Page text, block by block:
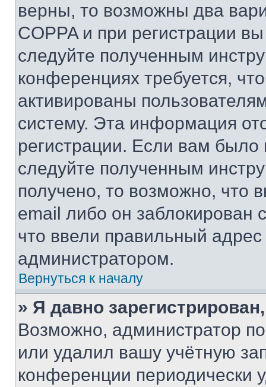
верны, то возможны два
COPPA и при регистрации
следуйте полученным
конференциях требуется,
активированы
систему. Эта информация
регистрации. Если вам
следуйте полученным
получено, то возможно, что
email либо он
что ввели правильный адрес
администратором.
Вернуться к началу
» Я давно
Возможно, администратор
или удалил вашу учётную
конференции периодически